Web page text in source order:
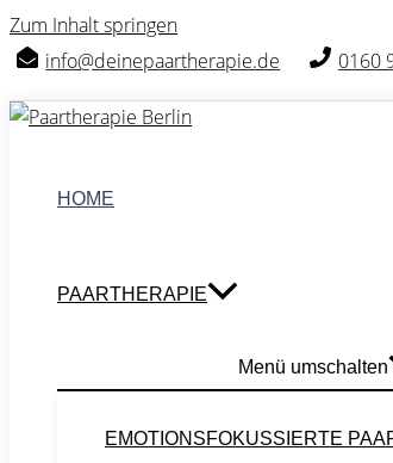
Zum Inhalt springen
info@deinepaartherapie.de
0160
HOME
PAARTHERAPIE
Menü umschalten
EMOTIONSFOKUSSIERTE